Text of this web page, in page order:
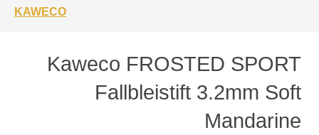
KAWECO
Kaweco FROSTED SPORT
Fallbleistift 3.2mm Soft
Mandarine